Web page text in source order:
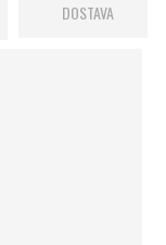
DOSTAVA